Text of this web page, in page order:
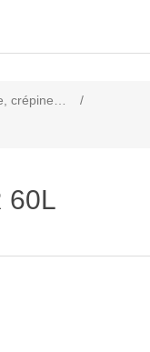
crépine…
/
60L